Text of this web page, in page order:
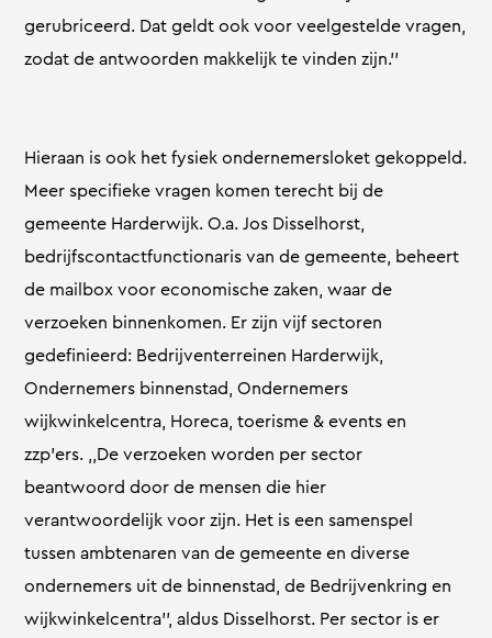
gerubriceerd. Dat geldt ook voor veelgestelde vragen,
zodat de antwoorden makkelijk te vinden zijn.’’
Hieraan is ook het fysiek ondernemersloket gekoppeld.
Meer specifieke vragen komen terecht bij de
gemeente Harderwijk. O.a. Jos Disselhorst,
bedrijfscontactfunctionaris van de gemeente, beheert
de mailbox voor economische zaken, waar de
verzoeken binnenkomen. Er zijn vijf sectoren
gedefinieerd: Bedrijventerreinen Harderwijk,
Ondernemers binnenstad, Ondernemers
wijkwinkelcentra, Horeca, toerisme & events en
zzp’ers. ,,De verzoeken worden per sector
beantwoord door de mensen die hier
verantwoordelijk voor zijn. Het is een samenspel
tussen ambtenaren van de gemeente en diverse
ondernemers uit de binnenstad, de Bedrijvenkring en
wijkwinkelcentra’’, aldus Disselhorst. Per sector is er